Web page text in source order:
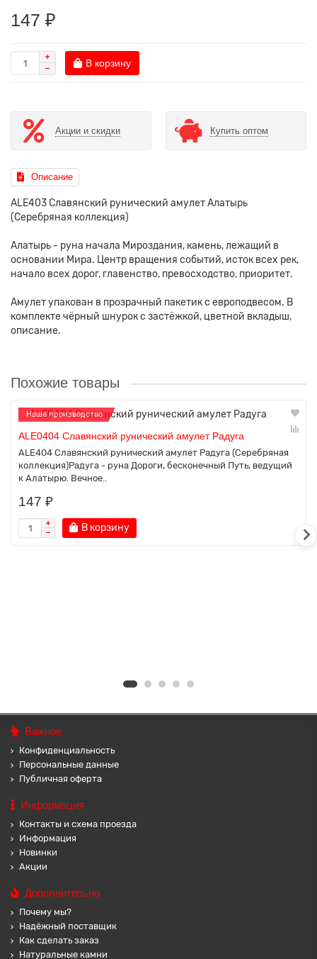
147 ₽
В корзину
Акции и скидки Купить оптом
Описание
ALE403 Славянский рунический амулет Алатырь
(Серебряная коллекция)
Алатырь - руна начала Мироздания, камень, лежащий в
основании Мира. Центр вращения событий, исток всех рек,
начало всех дорог, главенство, превосходство, приоритет.
Амулет упакован в прозрачный пакетик с европодвесом. В
комплекте чёрный шнурок с застёжкой, цветной вкладыш,
описание.
Похожие товары
Наше производство
ALE0404 Славянский рунический амулет Радуга
ALE404 Славянский рунический амулет Радуга (Серебряная
коллекция)Радуга - руна Дороги, бесконечный Путь, ведущий
к Алатырю. Вечное..
147 ₽
В корзину
Важное
Конфиденциальность
Персональные данные
Публичная оферта
Информация
Контакты и схема проезда
Информация
Новинки
Акции
Дополнительно
Почему мы?
Надёжный поставщик
Как сделать заказ
Натуральные камни